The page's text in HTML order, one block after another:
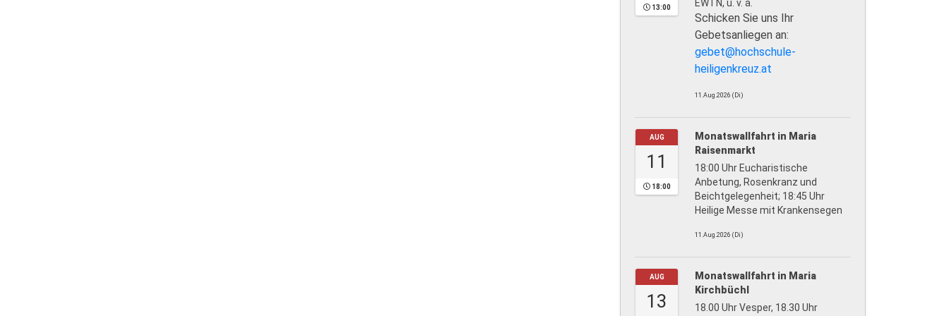
13:00 EWTN, u. v. a.
Schicken Sie uns Ihr
Gebetsanliegen an:
gebet@hochschule-
heiligenkreuz.at
11.Aug.2026 (Di)
AUG
11
18:00
Monatswallfahrt in Maria
Raisenmarkt
18:00 Uhr Eucharistische
Anbetung, Rosenkranz und
Beichtgelegenheit; 18:45 Uhr
Heilige Messe mit Krankensegen
11.Aug.2026 (Di)
AUG
13
Monatswallfahrt in Maria
Kirchbüchl
18.00 Uhr Vesper, 18.30 Uhr